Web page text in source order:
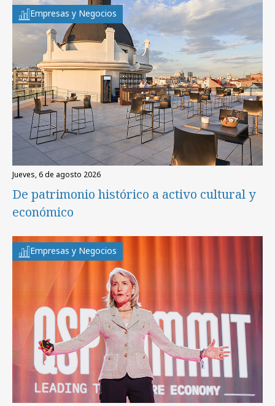
Empresas y Negocios
jueves, 6 de agosto 2026
De patrimonio histórico a activo cultural y
económico
Empresas y Negocios